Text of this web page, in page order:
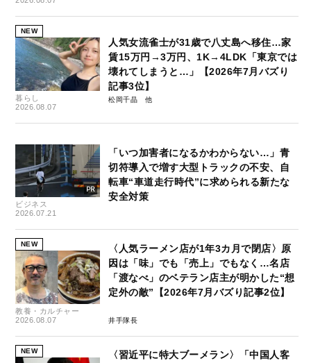
NEW
暮らし
2026.08.07
人気女流雀士が31歳で八丈島へ移住…家
賃15万円→3万円、1K→4LDK「東京では
壊れてしまうと…」【2026年7月バズり
記事3位】
松岡千晶
ビジネス
2026.07.21
「いつ加害者になるかわからない…」青
切符導入で増す大型トラックの不安、自
転車“車道走行時代”に求められる新たな
安全対策
NEW
教養・カルチャー
2026.08.07
〈人気ラーメン店が1年3カ月で閉店〉原
因は「味」でも「売上」でもなく…名店
「渡なべ」のベテラン店主が明かした“想
定外の敵”【2026年7月バズり記事2位】
井手隊長
NEW
〈習近平に特大ブーメラン〉「中国人客